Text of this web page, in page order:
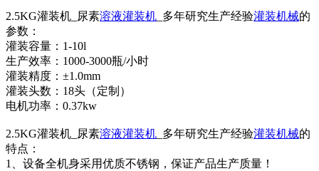
2.5KG灌装机_尿素溶液灌装机 _多年研究生产经验灌装机械的
参数：
灌装容量：1-10l
生产效率：1000-3000瓶/小时
灌装精度：±1.0mm
灌装头数：18头（定制）
电机功率：0.37kw
2.5KG灌装机_尿素溶液灌装机 _多年研究生产经验灌装机械的
特点：
1、设备全机身采用优质不锈钢，保证产品生产质量！